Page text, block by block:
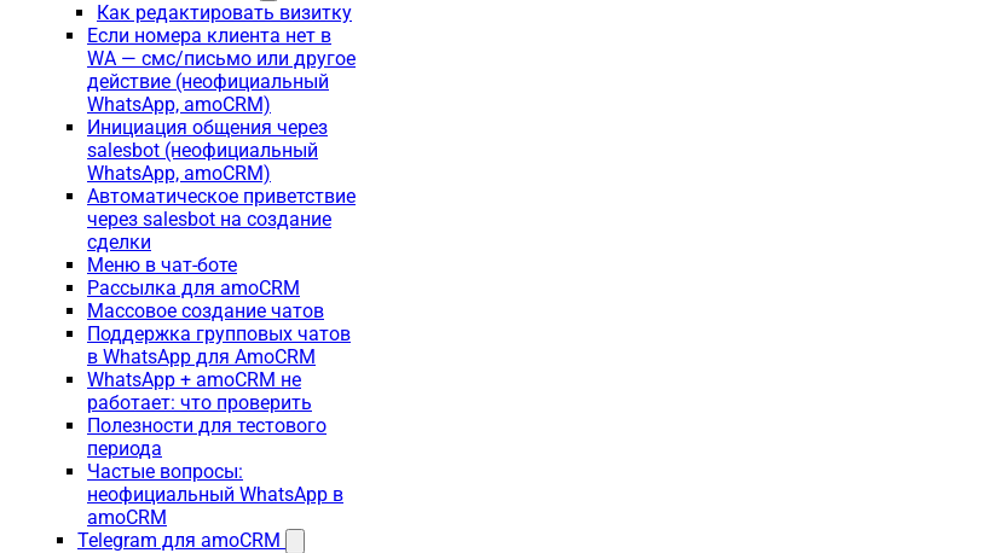
Как редактировать визитку
Если номера клиента нет в
WA — смс/письмо или другое
действие (неофициальный
WhatsApp, amoCRM)
Инициация общения через
salesbot (неофициальный
WhatsApp, amoCRM)
Автоматическое приветствие
через salesbot на создание
сделки
Меню в чат-боте
Рассылка для amoCRM
Массовое создание чатов
Поддержка групповых чатов
в WhatsApp для AmoCRM
WhatsApp + amoCRM не
работает: что проверить
Полезности для тестового
периода
Частые вопросы:
неофициальный WhatsApp в
amoCRM
Telegram для amoCRM